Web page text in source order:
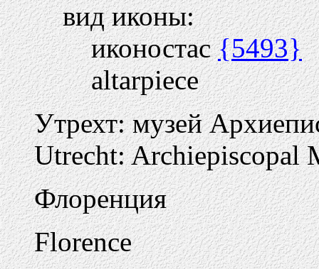
вид иконы:
иконостас{5493}
altarpiece
Утрехт: музей
Utrecht: Archiepiscopal
Флоренция
Florence